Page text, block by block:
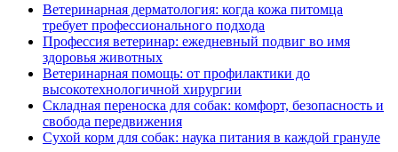
Ветеринарная дерматология: когда кожа питомца
требует профессионального подхода
Профессия ветеринар: ежедневный подвиг во имя
здоровья животных
Ветеринарная помощь: от профилактики до
высокотехнологичной хирургии
Складная переноска для собак: комфорт, безопасность и
свобода передвижения
Сухой корм для собак: наука питания в каждой грануле